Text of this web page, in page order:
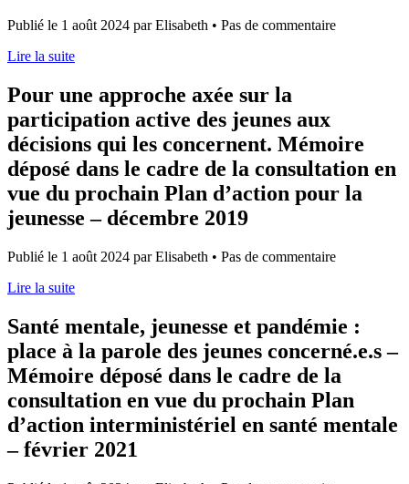
Publié le 1 août 2024 par Elisabeth • Pas de commentaire
Lire la suite
Pour une approche axée sur la
participation active des jeunes aux
décisions qui les concernent. Mémoire
déposé dans le cadre de la consultation en
vue du prochain Plan d’action pour la
jeunesse – décembre 2019
Publié le 1 août 2024 par Elisabeth • Pas de commentaire
Lire la suite
Santé mentale, jeunesse et pandémie :
place à la parole des jeunes concerné.e.s –
Mémoire déposé dans le cadre de la
consultation en vue du prochain Plan
d’action interministériel en santé mentale
– février 2021